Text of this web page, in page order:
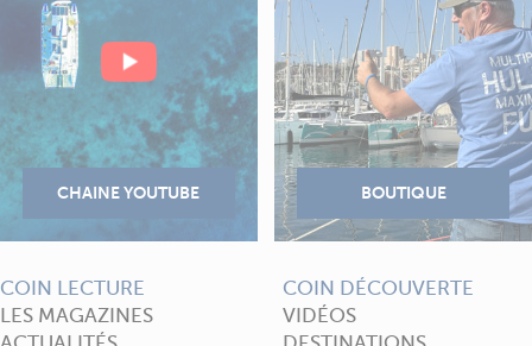
COIN LECTURE
LES MAGAZINES
COIN DÉCOUVERTE
VIDÉOS